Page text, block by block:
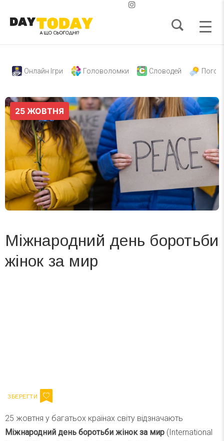
Онлайн Ігри Головоломки Словодей
Міжнародний день боротьби
жінок за мир
25 жовтня у багатьох країнах світу відзначають
Міжнародний день боротьби жінок за мир (International